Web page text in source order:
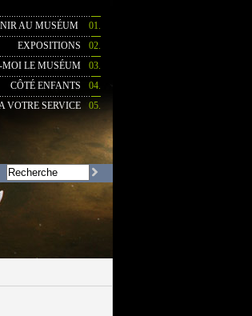
AU MUSÉUM
01.
EXPOSITIONS
02.
MOI LE MUSÉUM
03.
CÔTÉ ENFANTS
04.
VOTRE SERVICE
05.